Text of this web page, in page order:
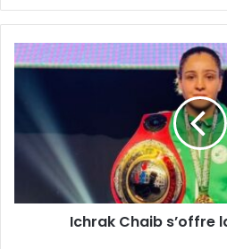
Ichrak
Chaib
médaille
Ichrak Chaib s’offre